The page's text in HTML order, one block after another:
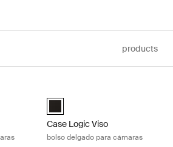
cámara hasta mochilas
products
Backpack Negro (selected)
Case Logic Viso Slim Camera
Case Logic Viso
bolso delgado para cámaras